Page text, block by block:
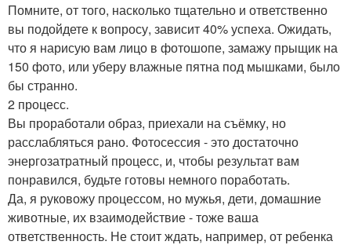
Помните, от того, насколько тщательно и ответственно
вы подойдете к вопросу, зависит 40% успеха. Ожидать,
что я нарисую вам лицо в фотошопе, замажу прыщик на
150 фото, или уберу влажные пятна под мышками, было
бы странно.
2 процесс.
Вы проработали образ, приехали на съёмку, но
расслабляться рано. Фотосессия - это достаточно
энергозатратный процесс, и, чтобы результат вам
понравился, будьте готовы немного поработать.
Да, я руковожу процессом, но мужья, дети, домашние
животные, их взаимодействие - тоже ваша
ответственность. Не стоит ждать, например, от ребенка